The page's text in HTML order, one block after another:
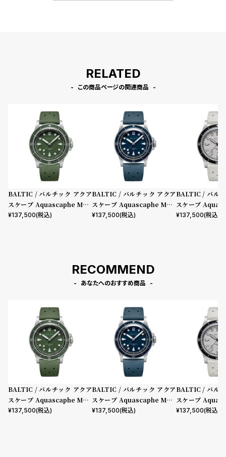
RELATED
この商品ページの関連商品
BALTIC / バルチック アクア
スケープ Aquascaphe MK2
Green 39.5mm ラバースト
¥137,500(税込)
BALTIC / バルチック アクア
スケープ Aquascaphe MK2
Blue 37mm ラバーストラッ
¥137,500(税込)
BALTIC / バル
スケープ
WarmSilver
¥137,500(税込)
RECOMMEND
あなたへのおすすめ商品
BALTIC / バルチック アクア
スケープ Aquascaphe MK2
Green 39.5mm ラバースト
¥137,500(税込)
BALTIC / バルチック アクア
スケープ Aquascaphe MK2
Blue 37mm ラバーストラッ
¥137,500(税込)
BALTIC / バル
スケープ
WarmSilver
¥137,500(税込)